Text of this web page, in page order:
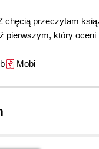
chęcią przeczytam
pierwszym, który oceni
Mobi